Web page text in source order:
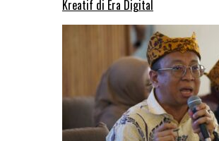
Kreatif di Era Digital